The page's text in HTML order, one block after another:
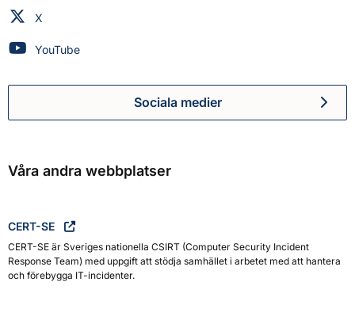
Myndigheten för civilt försvar på
X
Myndigheten för civilt försvar på
YouTube
Myndigheten för civilt
Sociala medier
Våra andra webbplatser
CERT-SE
CERT-SE är Sveriges nationella CSIRT (Computer Security Incident
Response Team) med uppgift att stödja samhället i arbetet med att hantera
och förebygga IT-incidenter.